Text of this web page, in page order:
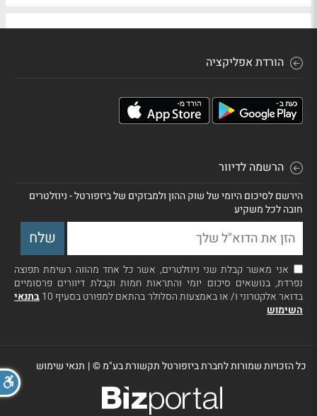
הורדת אפליקציה
הרשמה לדיוור
הירשם לסיכום היומי של שוק ההון ולמבזקים של ביזפורטל - ניוזלטרים
חובה לכל משקיע
אני מאשר קבלת שני ניוזלטרים, אשר כל אחד מהווה רשימת תפוצה
נפרדת, בנושאים סיכום יומי והתראות חמות וקבלת דיוורים פרסומיים
בדואר אלקטרוני ו/ או באמצעות הסלולר בהתאם למפורט בסעיף 10
בתנאי
השימוש
כל הזכויות שמורות לחברת ביזפורטל תקשורת בע"מ ©| תנאי שימוש